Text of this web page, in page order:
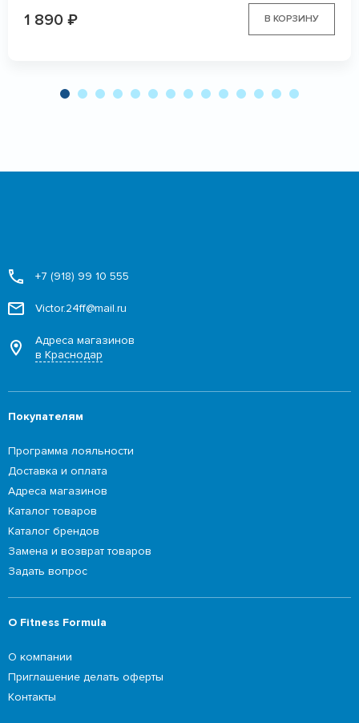
1 890 ₽ В КОРЗИНУ
+7 (918) 99 10 555
Victor.24ff@mail.ru
Адреса магазинов
в Краснодар
Покупателям
Программа лояльности
Доставка и оплата
Адреса магазинов
Каталог товаров
Каталог брендов
Замена и возврат товаров
Задать вопрос
О Fitness Formula
О компании
Приглашение делать оферты
Контакты